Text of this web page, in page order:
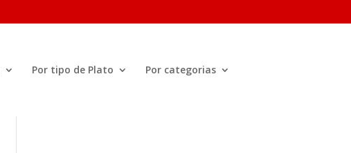
Por tipo de Plato Por categorias